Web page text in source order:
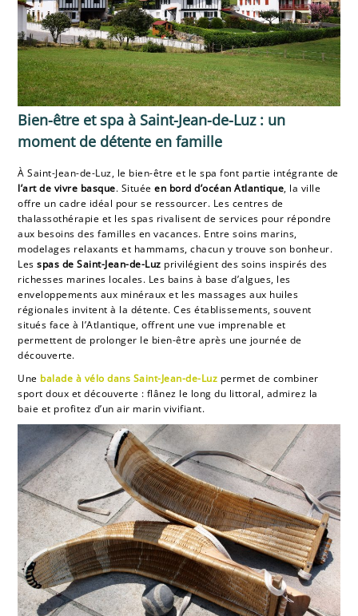
Bien-être et spa à Saint-Jean-de-Luz : un
moment de détente en famille
À Saint-Jean-de-Luz, le bien-être et le spa font partie intégrante de
l’art de vivre basque. Située en bord d’océan Atlantique, la ville
offre un cadre idéal pour se ressourcer. Les centres de
thalassothérapie et les spas rivalisent de services pour répondre
aux besoins des familles en vacances. Entre soins marins,
modelages relaxants et hammams, chacun y trouve son bonheur.
Lesspas de Saint-Jean-de-Luz privilégient des soins inspirés des
richesses marines locales. Les bains à base d’algues, les
enveloppements aux minéraux et les massages aux huiles
régionales invitent à la détente. Ces établissements, souvent
situés face à l’Atlantique, offrent une vue imprenable et
permettent de prolonger le bien-être après une journée de
découverte.
Une balade à vélo dans Saint-Jean-de-Luz permet de combiner
sport doux et découverte : flânez le long du littoral, admirez la
baie et profitez d’un air marin vivifiant.